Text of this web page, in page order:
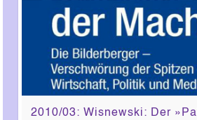
2010/03: Wisnewski: Der